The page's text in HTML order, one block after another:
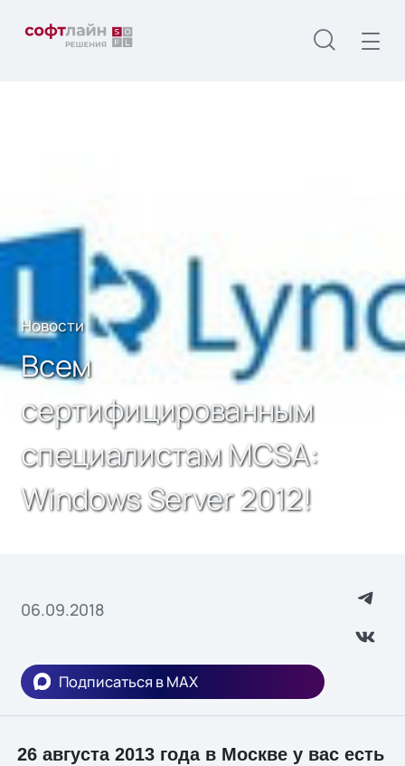
Новости
Всем
сертифицированным
специалистам MCSA:
Windows Server 2012!
06.09.2018
Подписаться в MAX
26 августа 2013 года в Москве у вас есть